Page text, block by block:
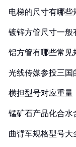
电梯的尺寸有哪些
镀锌方管尺寸一般
铝方管有哪些常见
光线传媒参投三国
横担型号对应重量
锰矿石产品化合水
曲臂车规格型号大